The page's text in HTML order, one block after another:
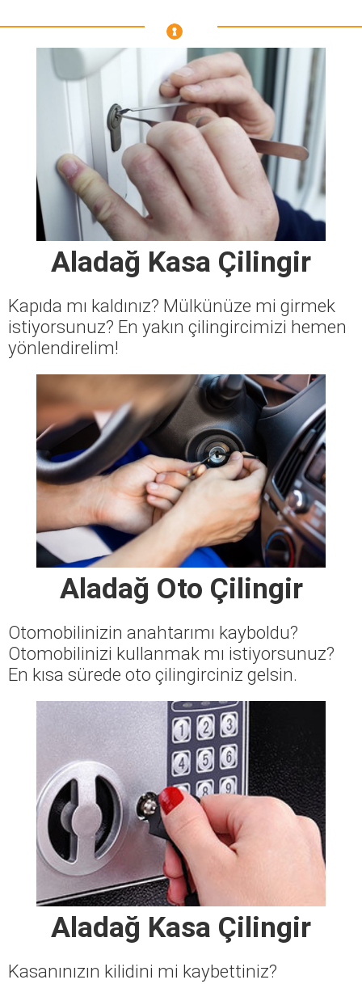
Aladağ Kasa Çilingir
Kapıda mı kaldınız? Mülkünüze mi girmek
istiyorsunuz? En yakın çilingircimizi hemen
yönlendirelim!
Aladağ Oto Çilingir
Otomobilinizin anahtarımı kayboldu?
Otomobilinizi kullanmak mı istiyorsunuz?
En kısa sürede oto çilingirciniz gelsin.
Aladağ Kasa Çilingir
Kasanınızın kilidini mi kaybettiniz?